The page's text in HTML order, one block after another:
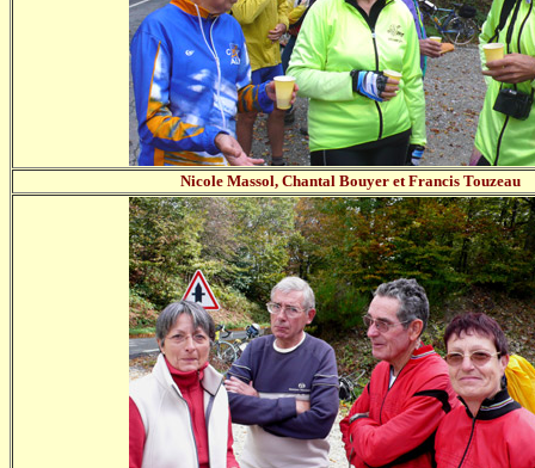
Nicole Massol, Chantal Bouyer et Francis Touzeau